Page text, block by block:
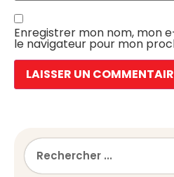
Enregistrer mon nom, mon
le navigateur pour mon